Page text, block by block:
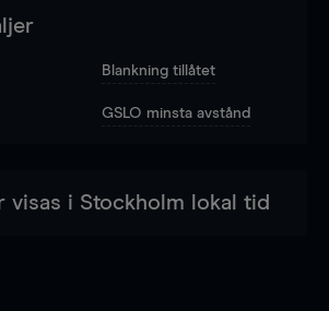
Blankning tillåtet
GSLO minsta avstånd
visas i Stockholm lokal tid